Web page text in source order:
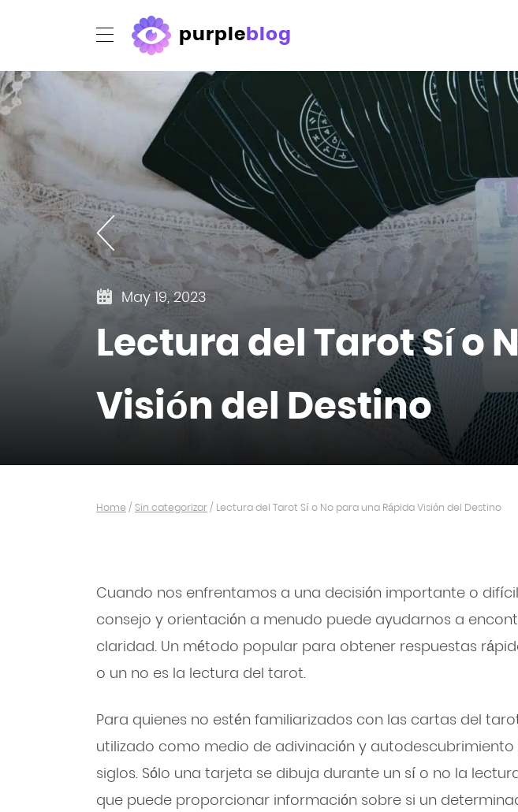
purpleblog
May 19, 2023
Lectura del Tarot Sí o
Visión del Destino
Home / Sin categorizar / Lectura del Tarot Sí o No para una Rápida Visión del Destino
Cuando nos enfrentamos a una decisión importante o
consejo y orientación a menudo puede ayudarnos a
claridad. Un método popular para obtener respuestas
o un no es la lectura del tarot.
Para quienes no estén familiarizados con las cartas del
utilizado como medio de adivinación y
siglos. Sólo una tarjeta se dibuja durante un sí o no la
que puede proporcionar información sobre si un